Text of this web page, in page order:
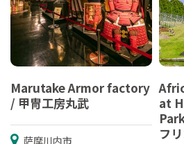
Marutake Armor factory
/ 甲冑工房丸武
萨摩川内市
at
フ